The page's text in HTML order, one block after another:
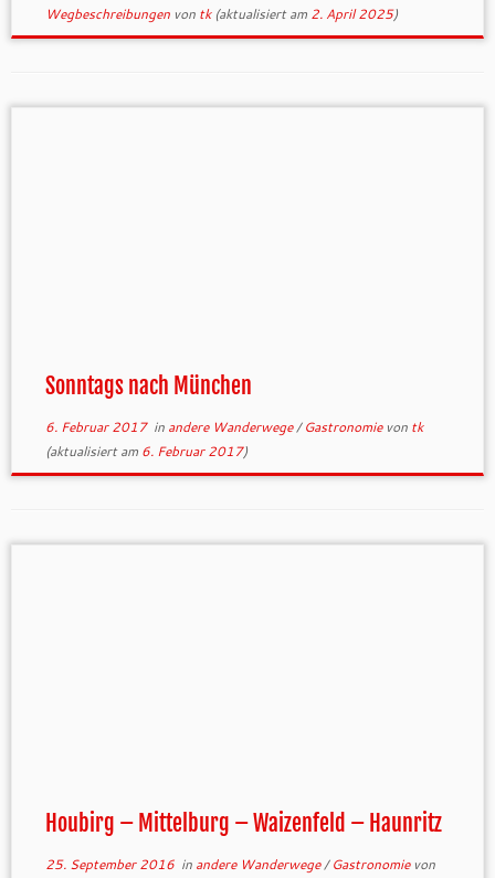
Wegbeschreibungen von tk(aktualisiert am 2. April 2025)
Sonntags nach München
6. Februar 2017in andere Wanderwege/Gastronomie von tk
(aktualisiert am 6. Februar 2017)
Houbirg – Mittelburg – Waizenfeld – Haunritz
25. September 2016in andere Wanderwege/Gastronomie von